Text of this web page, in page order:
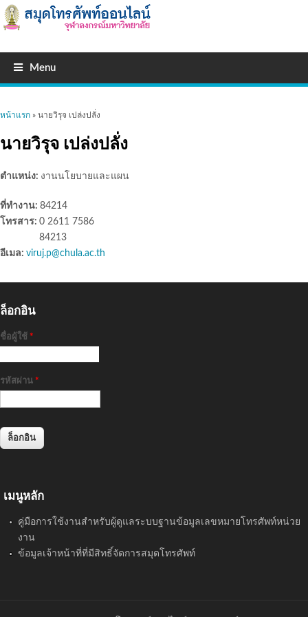
Menu
คุณอยู่ที่นี่
หน้าแรก » นายวิรุจ เปล่งปลั่ง
นายวิรุจ เปล่งปลั่ง
ตำแหน่ง: งานนโยบายและแผน
ที่ทำงาน: 84214
โทรสาร: 0 2611 7586
84213
อีเมล: viruj.p@chula.ac.th
ล็อกอิน
ชื่อผู้ใช้ *
รหัสผ่าน *
เมนูหลัก
คู่มือการใช้งานสำหรับผู้ดูแลระบบฐานข้อมูลเลขหมายโทรศัพท์หน่วย
งาน
ข้อมูลเจ้าหน้าที่ที่มีสิทธิ์จัดการสมุดโทรศัพท์